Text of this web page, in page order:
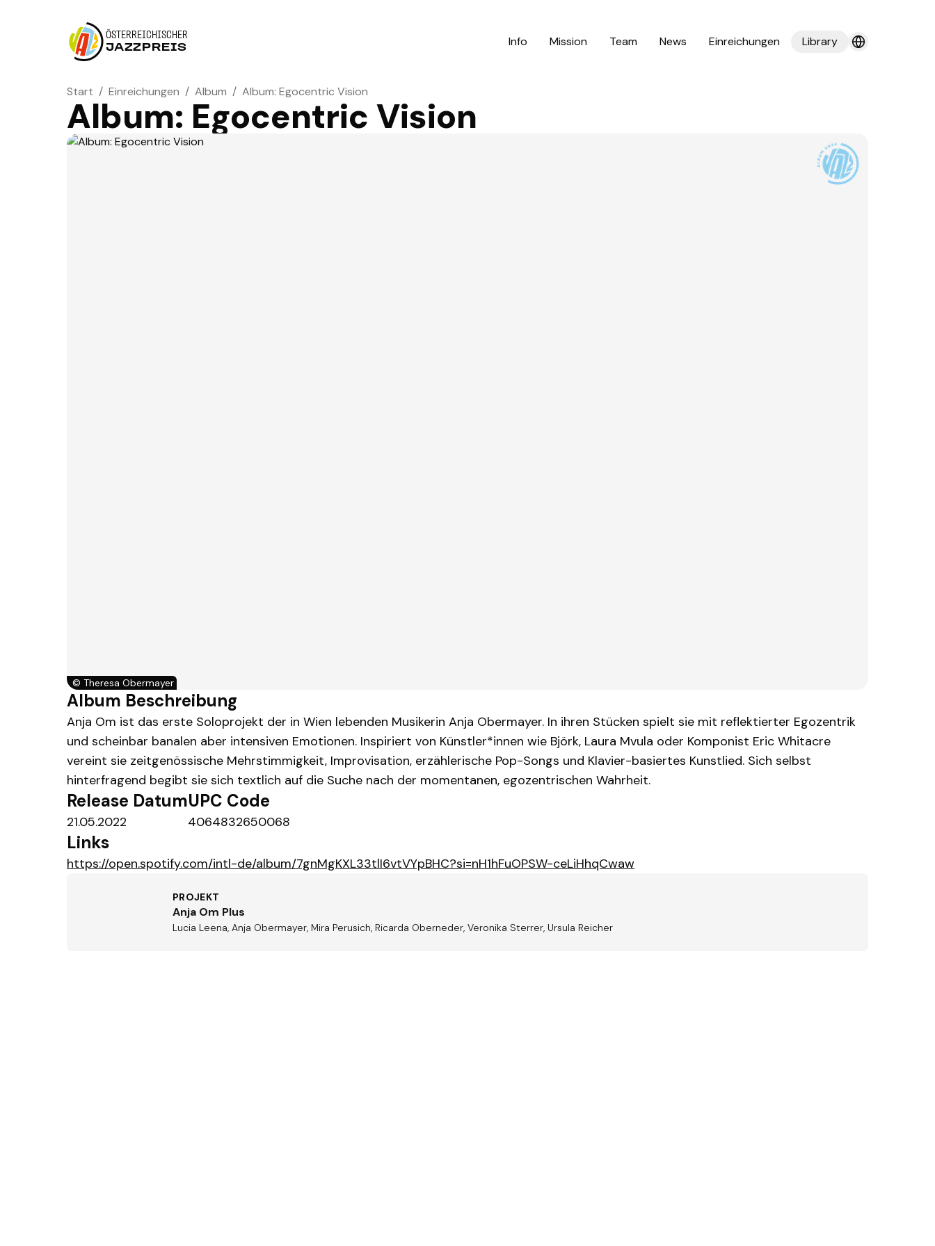
ÖSTERREICHISCHER
JAZZPREIS
Info Mission Team News Einreichungen Library
Start / Einreichungen / Album / Album: Egocentric Vision
Album: Egocentric Vision
© Theresa Obermayer
Album Beschreibung
Anja Om ist das erste Soloprojekt der in Wien lebenden Musikerin Anja Obermayer. In ihren Stücken spielt sie mit reflektierter Egozentrik
und scheinbar banalen aber intensiven Emotionen. Inspiriert von Künstler*innen wie Björk, Laura Mvula oder Komponist Eric Whitacre
vereint sie zeitgenössische Mehrstimmigkeit, Improvisation, erzählerische Pop-Songs und Klavier-basiertes Kunstlied. Sich selbst
hinterfragend begibt sie sich textlich auf die Suche nach der momentanen, egozentrischen Wahrheit.
Release Datum
21.05.2022
UPC Code
4064832650068
Links
https://open.spotify.com/intl-de/album/7gnMgKXL33tlI6vtVYpBHC?si=nH1hFuOPSW-ceLiHhqCwaw
PROJEKT
Anja Om Plus
Lucia Leena, Anja Obermayer, Mira Perusich, Ricarda Oberneder, Veronika Sterrer, Ursula Reicher